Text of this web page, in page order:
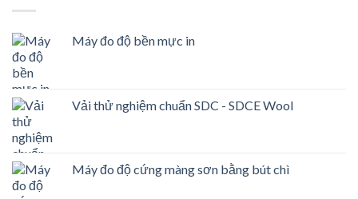
Máy đo độ bền mực in
Vải thử nghiệm chuẩn SDC - SDCE Wool
Máy đo độ cứng màng sơn bằng bút chì